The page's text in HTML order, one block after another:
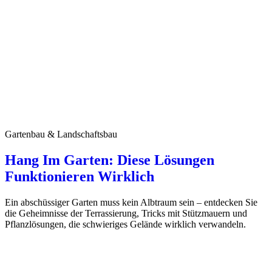
Gartenbau & Landschaftsbau
Hang Im Garten: Diese Lösungen
Funktionieren Wirklich
Ein abschüssiger Garten muss kein Albtraum sein – entdecken Sie
die Geheimnisse der Terrassierung, Tricks mit Stützmauern und
Pflanzlösungen, die schwieriges Gelände wirklich verwandeln.